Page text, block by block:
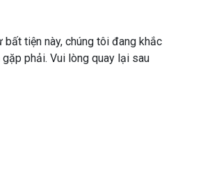
tiện này, chúng tôi đang khắc
phải. Vui lòng quay lại sau